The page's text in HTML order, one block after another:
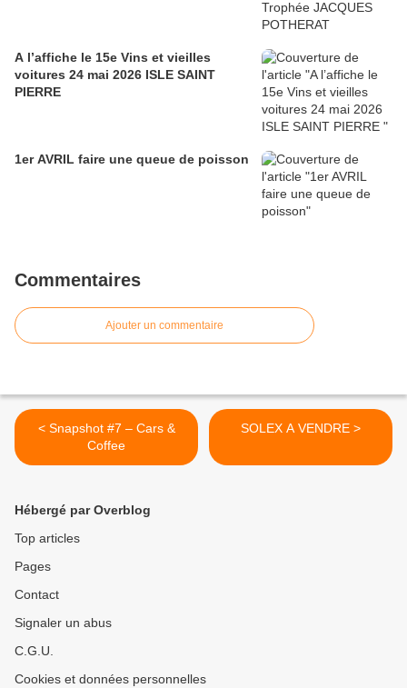
A l’affiche le 15e Vins et vieilles
voitures 24 mai 2026 ISLE SAINT
PIERRE
1er AVRIL faire une queue de poisson
Commentaires
Ajouter un commentaire
< Snapshot #7 – Cars &
Coffee
SOLEX A VENDRE >
Hébergé par Overblog
Top articles
Pages
Contact
Signaler un abus
C.G.U.
Cookies et données personnelles